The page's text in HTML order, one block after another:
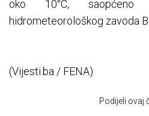
oko 10°C,
hidrometeorološkog zavoda
(Vijesti.ba / FENA)
Podijeli ovaj